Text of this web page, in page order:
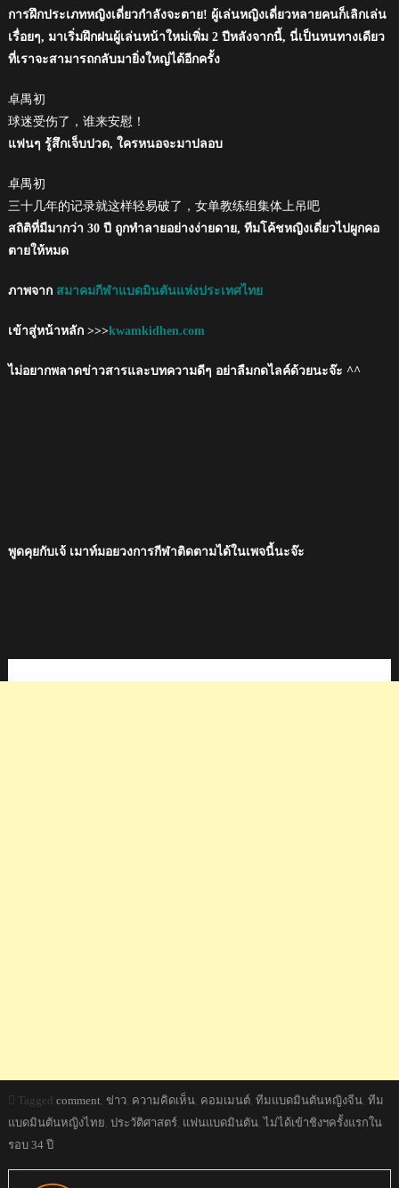
การฝึกประเภทหญิงเดี่ยวกำลังจะตาย! ผู้เล่นหญิงเดี่ยวหลายคนก็เลิกเล่น
เรื่อยๆ, มาเริ่มฝึกฝนผู้เล่นหน้าใหม่เพิ่ม 2 ปีหลังจากนี้, นี่เป็นหนทางเดียว
ที่เราจะสามารถกลับมายิ่งใหญ่ได้อีกครั้ง
卓禺初
球迷受伤了，谁来安慰！
แฟนๆ รู้สึกเจ็บปวด, ใครหนอจะมาปลอบ
卓禺初
三十几年的记录就这样轻易破了，女单教练组集体上吊吧
สถิติที่มีมากว่า 30 ปี ถูกทำลายอย่างง่ายดาย, ทีมโค้ชหญิงเดี่ยวไปผูกคอ
ตายให้หมด
ภาพจาก สมาคมกีฬาแบดมินตันแห่งประเทศไทย
เข้าสู่หน้าหลัก >>>kwamkidhen.com
ไม่อยากพลาดข่าวสารและบทความดีๆ อย่าลืมกดไลค์ด้วยนะจ๊ะ ^^
พูดคุยกับเจ้ เมาท์มอยวงการกีฬาติดตามได้ในเพจนี้นะจ๊ะ
Tagged comment ข่าว, ความคิดเห็น, คอมเมนต์, ทีมแบดมินตันหญิงจีน, ทีม
แบดมินตันหญิงไทย ประวัติศาสตร์, แฟนแบดมินตัน,ไม่ได้เข้าชิงฯครั้งแรกใน
รอบ 34 ปี